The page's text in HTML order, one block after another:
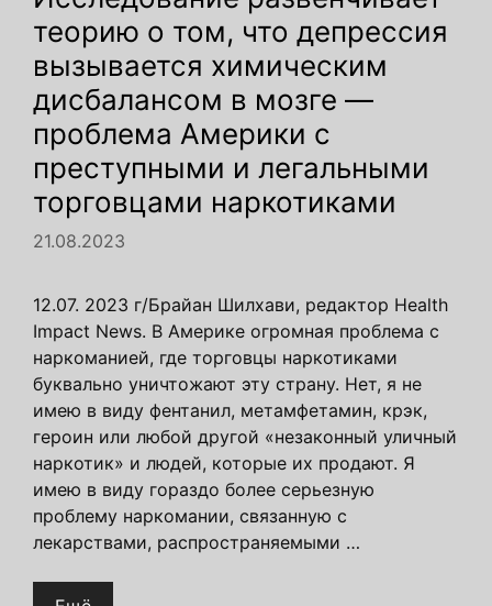
теорию о том, что депрессия
вызывается химическим
дисбалансом в мозге —
проблема Америки с
преступными и легальными
торговцами наркотиками
21.08.2023
12.07. 2023 г/Брайан Шилхави, редактор Health
Impact News. В Америке огромная проблема с
наркоманией, где торговцы наркотиками
буквально уничтожают эту страну. Нет, я не
имею в виду фентанил, метамфетамин, крэк,
героин или любой другой «незаконный уличный
наркотик» и людей, которые их продают. Я
имею в виду гораздо более серьезную
проблему наркомании, связанную с
лекарствами, распространяемыми …